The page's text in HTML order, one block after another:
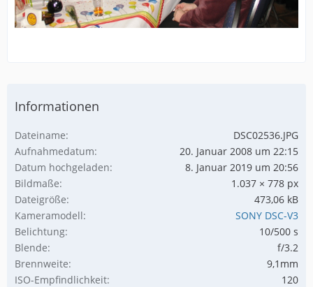
Informationen
Dateiname
DSC02536.JPG
Aufnahmedatum
20. Januar 2008 um 22:15
Datum hochgeladen
8. Januar 2019 um 20:56
Bildmaße
1.037 × 778 px
Dateigröße
473,06 kB
Kameramodell
SONY DSC-V3
Belichtung
10/500 s
Blende
f/3.2
Brennweite
9,1mm
ISO-Empfindlichkeit
120